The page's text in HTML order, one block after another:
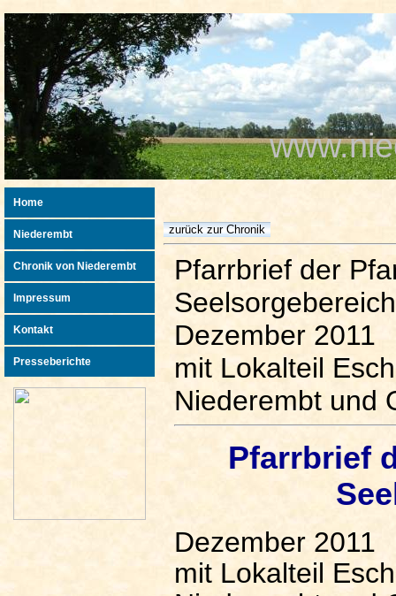
Pfarrbrief der
Dezember 2011
mit Lokalteil
Niederembt und
Pfarrbrief
Dezember 2011
mit Lokalteil
Home
Niederembt
Chronik von Niederembt
Impressum
Kontakt
Presseberichte